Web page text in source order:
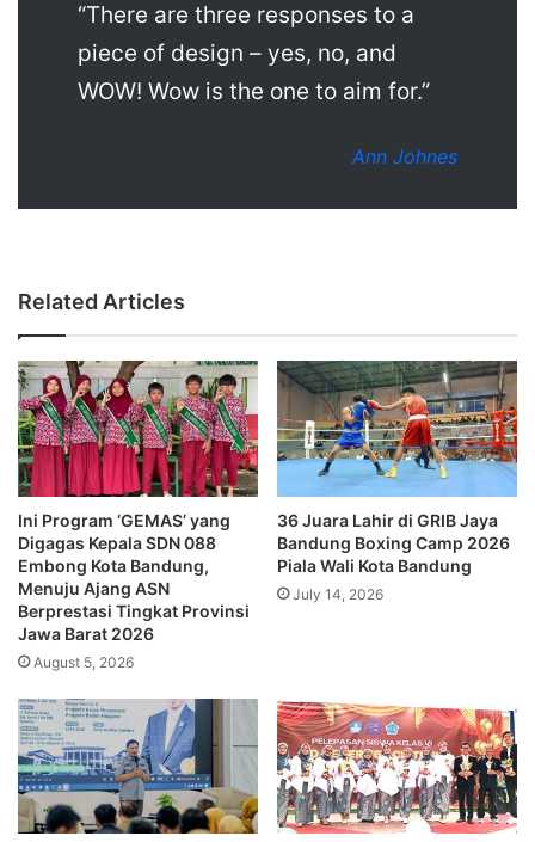
“There are three responses to a
piece of design – yes, no, and
WOW! Wow is the one to aim for.”
Ann Johnes
Related Articles
Ini Program ‘GEMAS’ yang
Digagas Kepala SDN 088
Embong Kota Bandung,
Menuju Ajang ASN
Berprestasi Tingkat Provinsi
Jawa Barat 2026
August 5, 2026
36 Juara Lahir di GRIB Jaya
Bandung Boxing Camp 2026
Piala Wali Kota Bandung
July 14, 2026